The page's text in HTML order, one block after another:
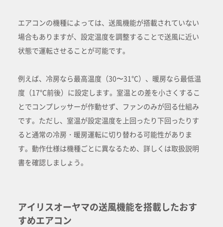
エアコンの機種によっては、送風機能が搭載されていない
場合もありますが、設定温度を調整することで送風に近い
状態で運転させることが可能です。
例えば、冷房なら最高温度（30〜31℃）、暖房なら最低温
度（17℃前後）に設定します。室温との差を小さくするこ
とでコンプレッサーが作動せず、ファンのみが回る仕組み
です。ただし、室温が設定温度を上回ったり下回ったりす
ると通常の冷房・暖房運転に切り替わる可能性がありま
す。動作仕様は機種ごとに異なるため、詳しくは取扱説明
書を確認しましょう。
アイリスオーヤマの送風機能を搭載したおす
すめエアコン